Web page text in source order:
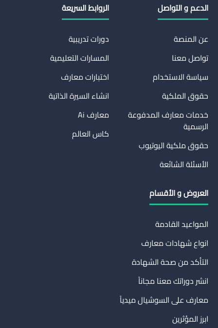
الدعم و التواصل
عن المنصة
تواصل معنا
سياسة الاستخدام
حقوق الملكية
خدمات معارف المدفوعة
الرسمية
حقوق ملكية اليوتيوب
الأسئلة الشائعة
الروابط السريعة
دورات تدريبية
المسارات التعليمية
اختبارات معارف
انشاء السيرة الذاتية
معارف Ai
كاس العالم
العروض و الأقسام
المواعيد القادمة
انواع شهادات معارف
التأكد من صحة الشهادة
انشر دوراتك معنا مجاناً
معارف على السوشيال ميدياً
ابرز المؤثرين